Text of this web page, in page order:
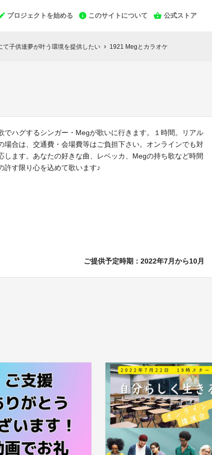
プロジェクトを始める このサイトについて 公式ストア
て子供達夢が叶う環境を提供したい chevron_right 1921 Megとカラオケ
でハグするシンガー・Megが歌いに行きます。１時間。リアル
場合は、交通費・会場費等はご負担下さい。オンラインでも対
します。あなたの好きな曲、レベッカ、Megの持ち歌など時間
許す限り心を込めて歌います♪
ご提供予定時期：2022年7月から10月